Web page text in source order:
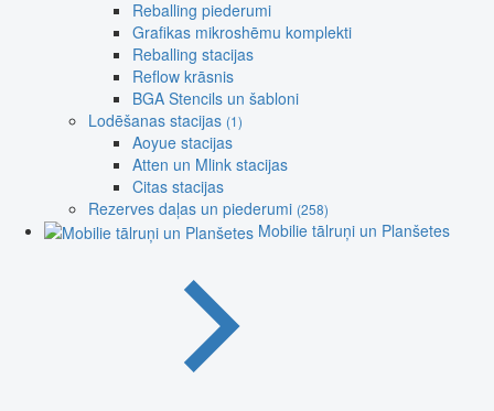
Reballing piederumi
Grafikas mikroshēmu komplekti
Reballing stacijas
Reflow krāsnis
BGA Stencils un šabloni
Lodēšanas stacijas (1)
Aoyue stacijas
Atten un Mlink stacijas
Citas stacijas
Rezerves daļas un piederumi (258)
Mobilie tālruņi un Planšetes